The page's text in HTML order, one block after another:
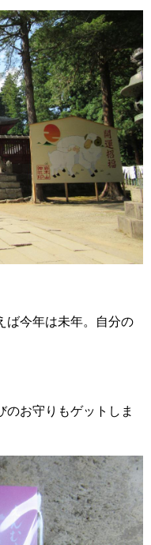
ば今年は未年。自分の
のお守りもゲットしま